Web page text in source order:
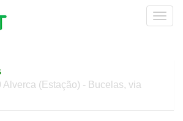
Alverca (Estação) - Bucelas, via